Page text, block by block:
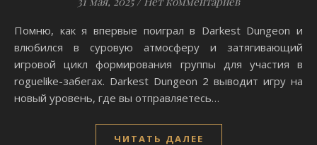
Помню, как я впервые поиграл в Darkest Dungeon и
влюбился в суровую атмосферу и затягивающий
игровой цикл формирования группы для участия в
roguelike-забегах. Darkest Dungeon 2 выводит игру на
новый уровень, где вы отправляетесь…
ЧИТАТЬ ДАЛЕЕ